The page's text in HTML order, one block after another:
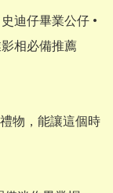
迪仔畢業公仔 •
相必備推薦
物，能讓這個時